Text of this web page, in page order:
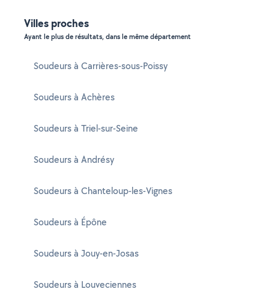
Villes proches
Ayant le plus de résultats, dans le même département
Soudeurs à Carrières-sous-Poissy
Soudeurs à Achères
Soudeurs à Triel-sur-Seine
Soudeurs à Andrésy
Soudeurs à Chanteloup-les-Vignes
Soudeurs à Épône
Soudeurs à Jouy-en-Josas
Soudeurs à Louveciennes